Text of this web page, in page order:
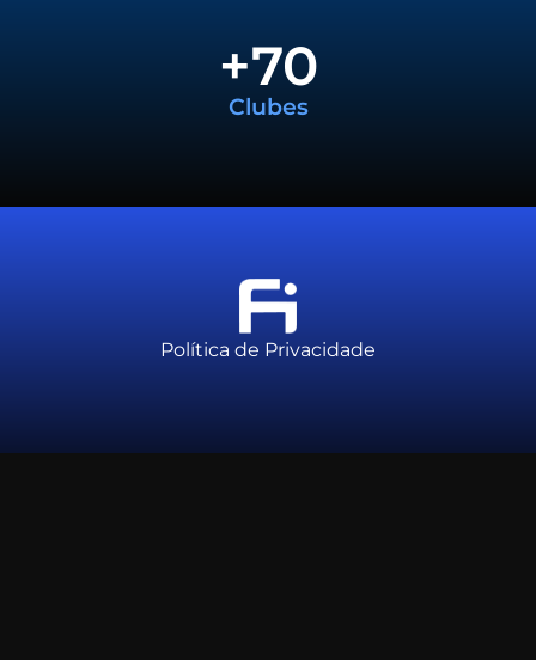
Clubes
+70
Política de Privacidade